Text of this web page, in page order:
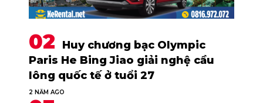
Huy chương bạc Olympic
Paris He Bing Jiao giải nghệ cầu
lông quốc tế ở tuổi 27
2 NĂM AGO